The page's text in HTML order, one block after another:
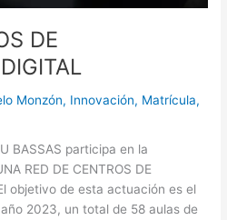
DE
Monzón, Innovación, Matrícula,
BASSAS participa en la
RED DE CENTROS DE
objetivo de esta actuación es el
2023, un total de 58 aulas de